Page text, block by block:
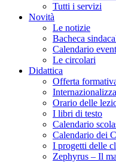
Tutti i servizi
Novità
Le notizie
Bacheca
Calendario
Le circolari
Didattica
Offerta
Orario delle
I libri di testo
Calendario
Calendario dei
I progetti delle
Zephyrus – Il